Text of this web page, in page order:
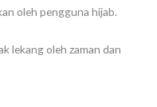
oleh pengguna hijab.
lekang oleh zaman dan